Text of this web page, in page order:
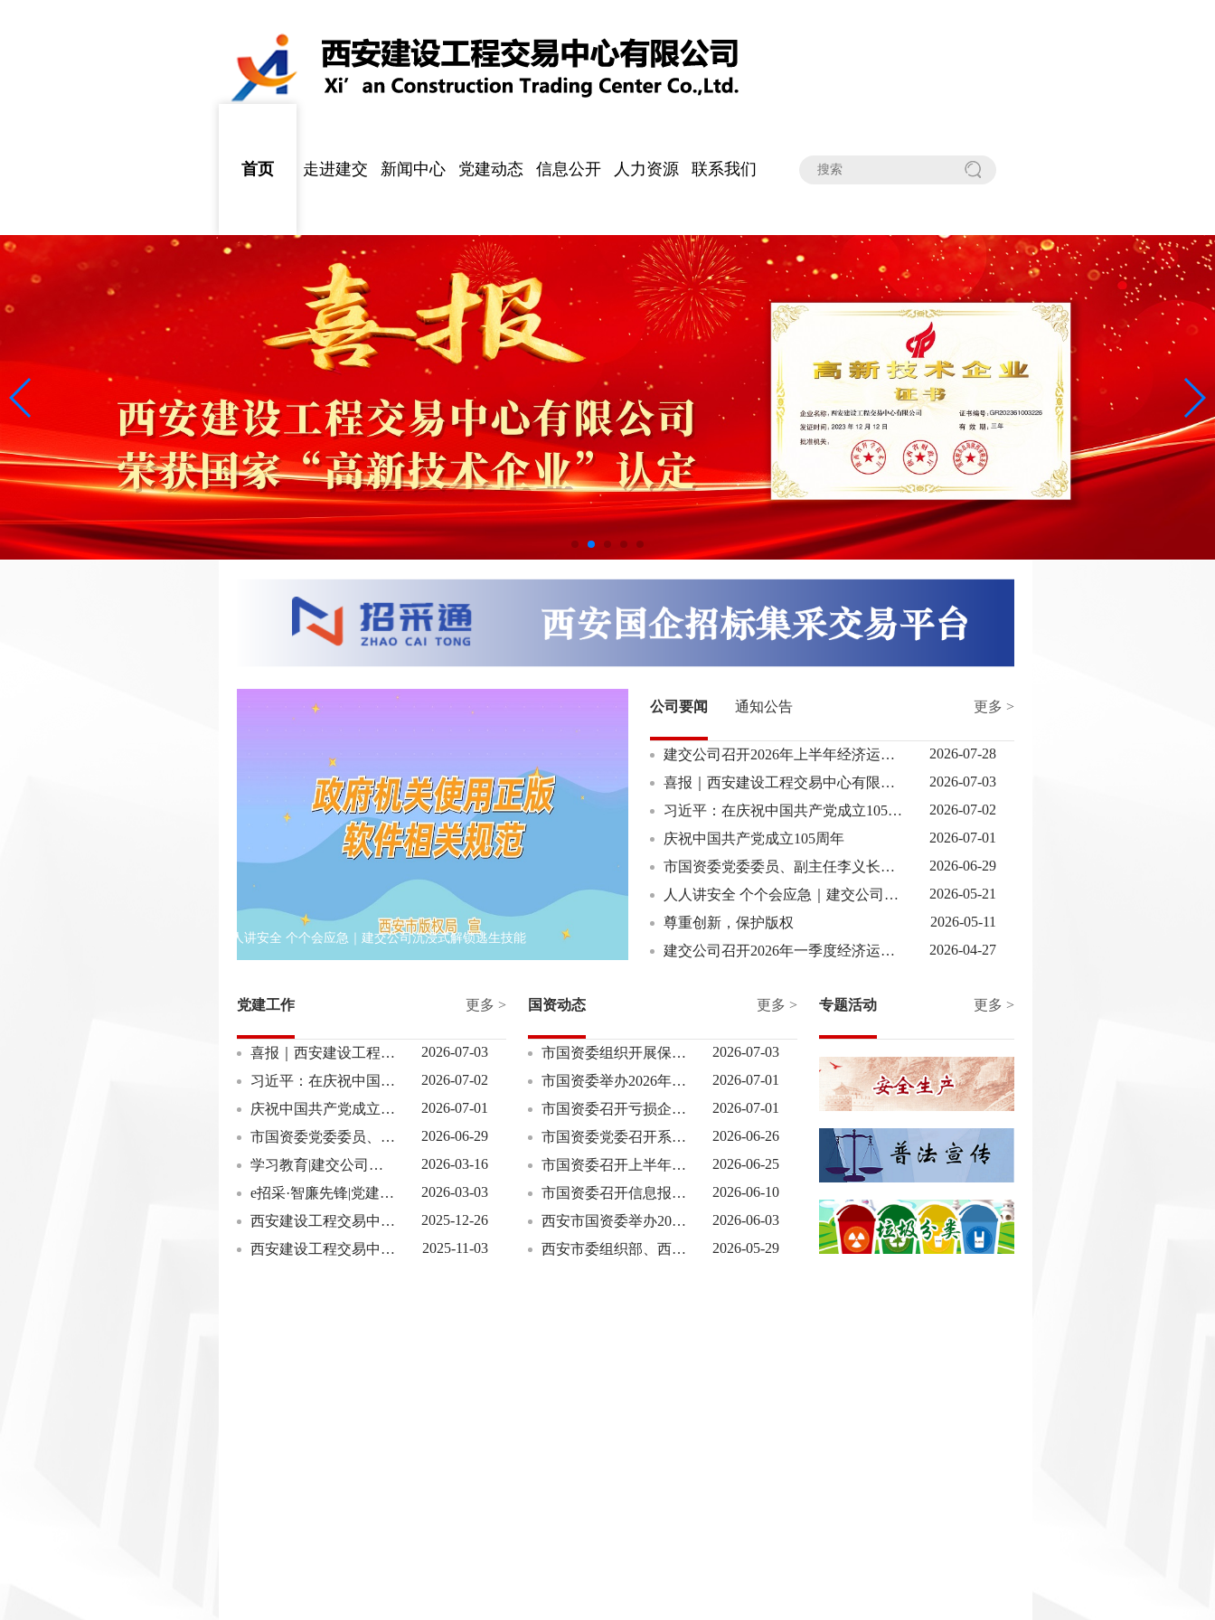
首页 走进建交
公司简介
企业文化
组织架构
企业责任
新闻中心
公司要闻
通知公告
国资动态
招采前沿
党建动态
党建工作
纪检监察
信息公开
公开制度
人事信息
人力资源
社会招聘
培训发展
员工风采
联系我们
人人讲安全 个个会应急｜建交公司沉浸式解锁逃生技能
公司要闻 通知公告 更多 >
建交公司召开2026年上半年经济运行分析会
2026-07-28
喜报｜西安建设工程交易中心有限公司荣获全市、市国资系统“两优一先”表彰
2026-07-03
习近平：在庆祝中国共产党成立105周年大会上的讲话
2026-07-02
庆祝中国共产党成立105周年
2026-07-01
市国资委党委委员、副主任李义长指导党建联系点开展主题党日活动
2026-06-29
人人讲安全 个个会应急｜建交公司沉浸式解锁逃生技能
2026-05-21
尊重创新，保护版权
2026-05-11
建交公司召开2026年一季度经济运行分析会
2026-04-27
党建工作 更多 >
喜报｜西安建设工程交易中心有限公司荣获全市、市国资系统“两优一先”表彰
2026-07-03
习近平：在庆祝中国共产党成立105周年大会上的讲话
2026-07-02
庆祝中国共产党成立105周年
2026-07-01
市国资委党委委员、副主任李义长指导党建联系点开展主题党日活动
2026-06-29
学习教育|建交公司召开树立和践行正确政绩观学习教育启动部署会议
2026-03-16
e招采·智廉先锋|党建联建聚合力 党团同行践初心
2026-03-03
西安建设工程交易中心有限公司党支部理论学习中心组专题学习党的二十届四中全会精神
2025-12-26
西安建设工程交易中心有限公司党支部组织参观陕西省家风馆
2025-11-03
国资动态 更多 >
市国资委组织开展保密专题培训会
2026-07-03
市国资委举办2026年上半年党员发展对象培训班
2026-07-01
市国资委召开亏损企业治理攻坚行动动员部署会
2026-07-01
市国资委党委召开系统警示教育会议暨专题党课
2026-06-26
市国资委召开上半年市属企业经济稳增长调度会
2026-06-25
市国资委召开信息报送工作推进会
2026-06-10
西安市国资委举办2026年市国资系统企业党组织书记示范培训班
2026-06-03
西安市委组织部、西安市国资委联合举办全市国有企业“国企党建大讲堂”
2026-05-29
专题活动 更多 >